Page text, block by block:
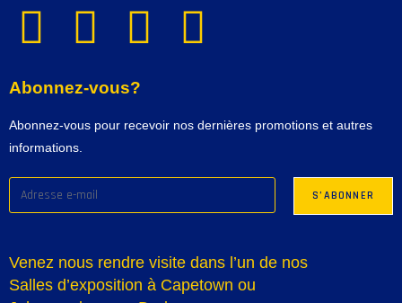
Abonnez-vous?
Abonnez-vous pour recevoir nos dernières promotions et autres
informations.
Venez nous rendre visite dans l’un de nos
Salles d’exposition à Capetown ou